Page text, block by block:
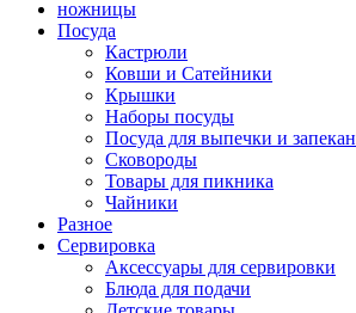
ножницы
Посуда
Кастрюли
Ковши и Сатейники
Крышки
Наборы посуды
Посуда для выпечки и
Сковороды
Товары для пикника
Чайники
Разное
Сервировка
Аксессуары для сервировки
Блюда для подачи